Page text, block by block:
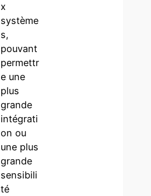
x
système
s,
pouvant
permettr
e une
plus
grande
intégrati
on ou
une plus
grande
sensibili
té